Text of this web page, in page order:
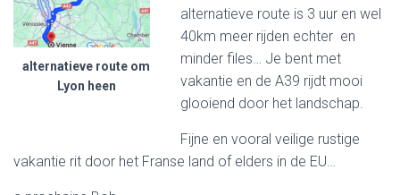
alternatieve route om
Lyon heen
alternatieve route is 3 uur en wel
40km meer rijden echter en
minder files… Je bent met
vakantie en de A39 rijdt mooi
glooiend door het landschap.
Fijne en vooral veilige rustige
vakantie rit door het Franse land of elders in de EU…